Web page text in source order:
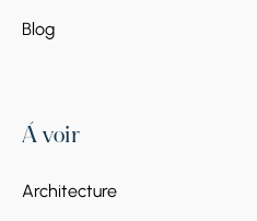
Blog
À voir
Architecture